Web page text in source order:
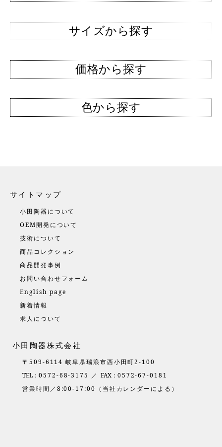
サイズから探す
価格から探す
色から探す
サイトマップ
小田陶器について
OEM開発について
技術について
商品コレクション
商品開発事例
お問い合わせフォーム
English page
新着情報
求人について
小田陶器株式会社
〒509-6114 岐阜県瑞浪市西小田町2-100
TEL： 0572-68-3175 ／ FAX： 0572-67-0181
営業時間／8:00-17:00（当社カレンダーによる）